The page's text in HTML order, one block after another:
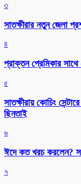
৩
সাতক্ষীরার নতুন জেলা
৪
প্রাক্তন প্রেমিকার
৫
সাতক্ষীরায় কোচিং
ছিনতাই
৬
ঈদে কত খরচ করলেন?
৭